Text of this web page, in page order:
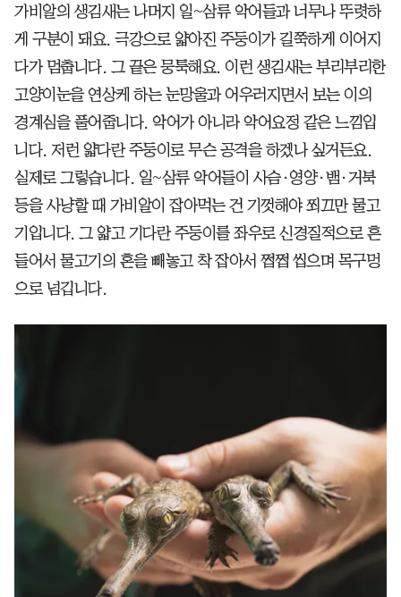
가비알의 생김새는 나머지 일~삼류 악어들과 너무나 뚜렷하
게 구분이 돼요. 극강으로 얇아진 주둥이가 길쭉하게 이어지
다가 멈춥니다. 그 끝은 뭉툭해요. 이런 생김새는 부리부리한
고양이눈을 연상케 하는 눈망울과 어우러지면서 보는 이의
경계심을 풀어줍니다. 악어가 아니라 악어요정 같은 느낌입
니다. 저런 얇다란 주둥이로 무슨 공격을 하겠나 싶거든요.
실제로 그렇습니다. 일~삼류 악어들이 사슴·영양·뱀·거북
등을 사냥할 때 가비알이 잡아먹는 건 기껏해야 쬐끄만 물고
기입니다. 그 얇고 기다란 주둥이를 좌우로 신경질적으로 흔
들어서 물고기의 혼을 빼놓고 착 잡아서 쩝쩝 씹으며 목구멍
으로 넘깁니다.